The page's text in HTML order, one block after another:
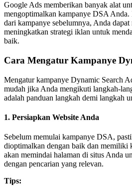
Google Ads memberikan banyak alat
mengoptimalkan kampanye DSA Anda.
dari kampanye sebelumnya, Anda dapat
meningkatkan strategi iklan untuk
baik.
Cara Mengatur Kampanye
Mengatur kampanye Dynamic Search
mudah jika Anda mengikuti langkah-
adalah panduan langkah demi langkah
1. Persiapkan Website Anda
Sebelum memulai kampanye DSA,
dioptimalkan dengan baik dan memiliki
akan memindai halaman di situs Anda
dengan pencarian yang relevan.
Tips: